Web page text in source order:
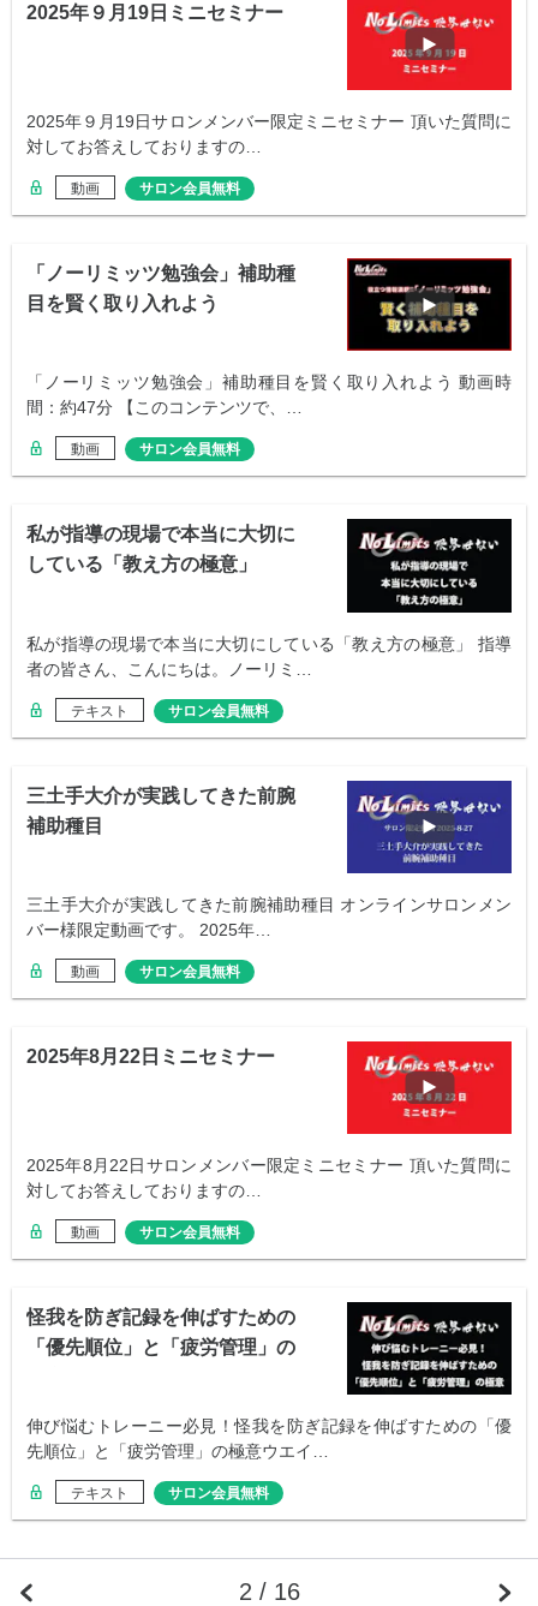
2025年９月19日ミニセミナー
2025年９月19日サロンメンバー限定ミニセミナー 頂いた質問に
対してお答えしておりますの…
動画 サロン会員無料
「ノーリミッツ勉強会」補助種
目を賢く取り入れよう
「ノーリミッツ勉強会」補助種目を賢く取り入れよう 動画時
間：約47分 【このコンテンツで、…
動画 サロン会員無料
私が指導の現場で本当に大切に
している「教え方の極意」
私が指導の現場で本当に大切にしている「教え方の極意」 指導
者の皆さん、こんにちは。ノーリミ…
テキスト サロン会員無料
三土手大介が実践してきた前腕
補助種目
三土手大介が実践してきた前腕補助種目 オンラインサロンメン
バー様限定動画です。 2025年…
動画 サロン会員無料
2025年8月22日ミニセミナー
2025年8月22日サロンメンバー限定ミニセミナー 頂いた質問に
対してお答えしておりますの…
動画 サロン会員無料
怪我を防ぎ記録を伸ばすための
「優先順位」と「疲労管理」の
伸び悩むトレーニー必見！怪我を防ぎ記録を伸ばすための「優
先順位」と「疲労管理」の極意ウエイ…
テキスト サロン会員無料
2 / 16